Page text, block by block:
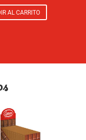
AL CARRITO